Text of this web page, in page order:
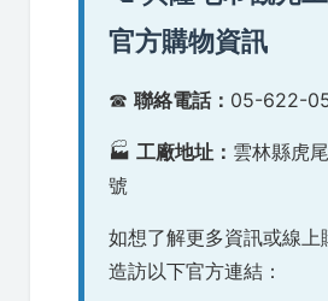
官方購物資訊
☎ 聯絡電話： 05-622-
🏭 工廠地址： 雲林縣虎
號
如想了解更多資訊或線上
造訪以下官方連結：